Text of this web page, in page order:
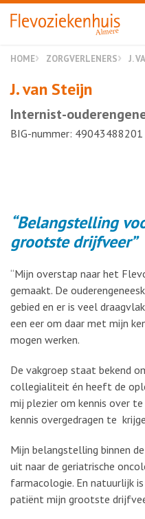
Almere
HOME ZORGVERLENERS J.
J. van Steijn
Internist-
BIG-nummer: 49043488201
Belangstelling
grootste drijfveer
“Mijn overstap naar het
gemaakt. De
gebied en er is veel
een eer om daar met mijn
mogen werken.
De vakgroep staat bekend
collegialiteit én heeft de
mij plezier om kennis over
kennis overgedragen te
Mijn belangstelling binnen
uit naar de geriatrische
farmacologie. En natuurlijk
patiënt mijn grootste